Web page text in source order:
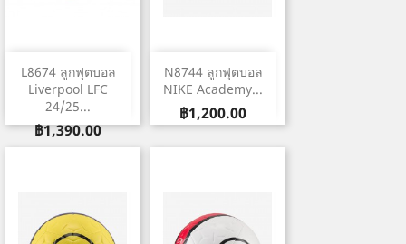
L8674 ลูกฟุตบอล
Liverpool LFC
24/25...
ราคา
฿1,390.00
N8744 ลูกฟุตบอล
NIKE Academy...
ราคา
฿1,200.00